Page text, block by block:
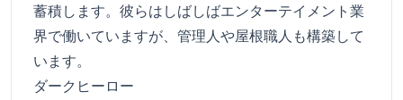
蓄積します。彼らはしばしばエンターテイメント業
界で働いていますが、管理人や屋根職人も構築して
います。
ダークヒーロー